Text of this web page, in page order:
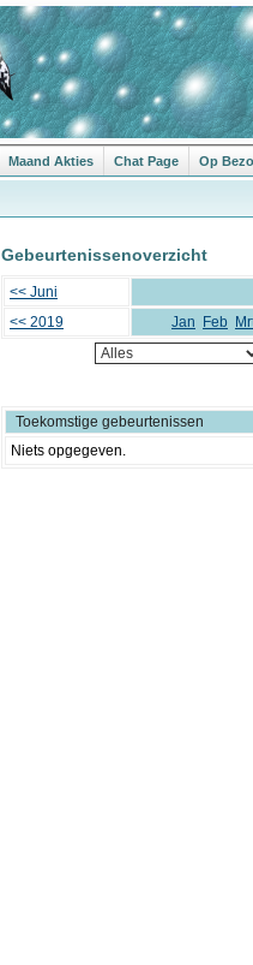
Maand Akties Chat Page Op
Gebeurtenissenoverzicht
<< Juni
<< 2019
Jan Feb
Toekomstige gebeurtenissen
Niets opgegeven.